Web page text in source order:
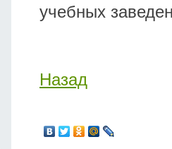
учебных
Назад